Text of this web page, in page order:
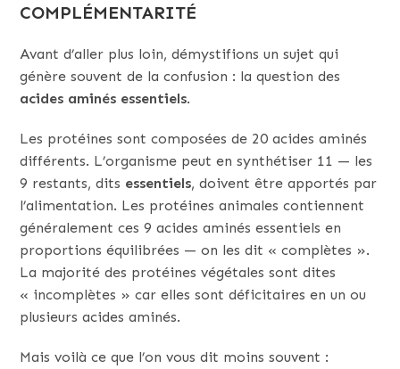
COMPLÉMENTARITÉ
Avant d’aller plus loin, démystifions un sujet qui
génère souvent de la confusion : la question des
acides aminés essentiels.
Les protéines sont composées de 20 acides aminés
différents. L’organisme peut en synthétiser 11 — les
9 restants, dits essentiels, doivent être apportés par
l’alimentation. Les protéines animales contiennent
généralement ces 9 acides aminés essentiels en
proportions équilibrées — on les dit « complètes ».
La majorité des protéines végétales sont dites
« incomplètes » car elles sont déficitaires en un ou
plusieurs acides aminés.
Mais voilà ce que l’on vous dit moins souvent :